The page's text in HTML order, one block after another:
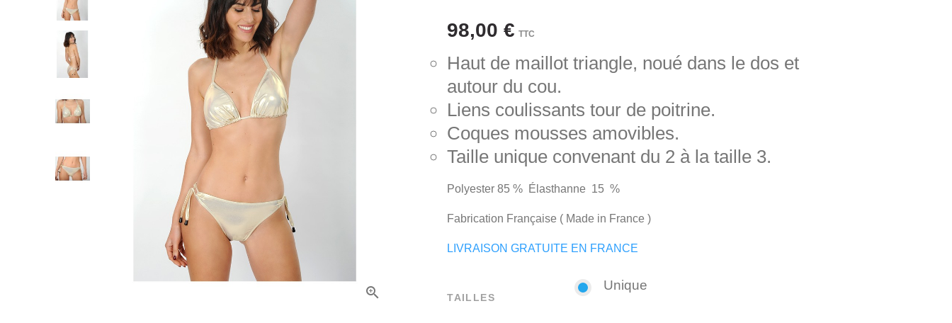
98,00 € TTC
Haut de maillot triangle, noué dans le dos et
autour du cou.
Liens coulissants tour de poitrine.
Coques mousses amovibles.
Taille unique convenant du 2 à la taille 3.
Polyester 85 % Élasthanne 15 %
Fabrication Française ( Made in France )
LIVRAISON GRATUITE EN FRANCE
TAILLES
Unique